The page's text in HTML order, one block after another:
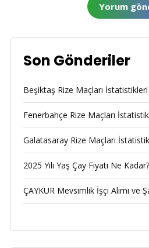
Son Gönderiler
Beşiktaş Rize Maçları İstatistikleri
Fenerbahçe Rize Maçları
Galatasaray Rize Maçları
2025 Yılı Yaş Çay Fiyatı Ne Kadar?
ÇAYKUR Mevsimlik İşçi Alımı ve